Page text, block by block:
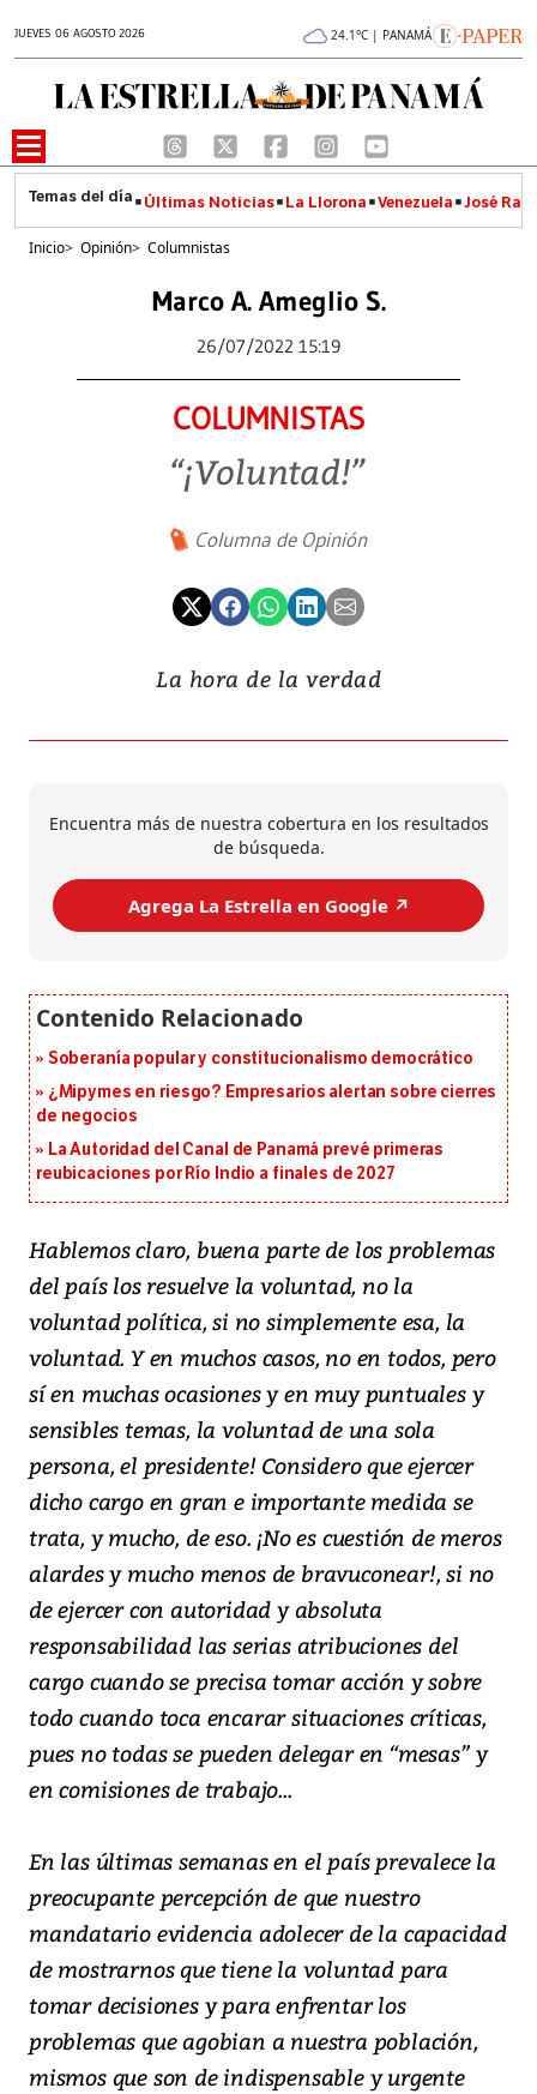
JUEVES 06 AGOSTO 2026 24.1°C | PANAMÁ
Últimas Noticias La Llorona Venezuela José
Inicio> Opinión> Columnistas
Marco A. Ameglio S.
26/07/2022 15:19
COLUMNISTAS
“¡Voluntad!”
Columna de Opinión
La hora de la verdad
Encuentra más de nuestra cobertura en los resultados
de búsqueda.
Agrega La Estrella en Google ↗️
Soberanía popular y constitucionalismo democrático
¿Mipymes en riesgo? Empresarios alertan sobre cierres
de negocios
La Autoridad del Canal de Panamá prevé primeras
reubicaciones por Río Indio a finales de 2027
Hablemos claro, buena parte de los problemas
del país los resuelve la voluntad, no la
voluntad política, si no simplemente esa, la
voluntad. Y en muchos casos, no en todos, pero
sí en muchas ocasiones y en muy puntuales y
sensibles temas, la voluntad de una sola
persona, el presidente! Considero que ejercer
dicho cargo en gran e importante medida se
trata, y mucho, de eso. ¡No es cuestión de meros
alardes y mucho menos de bravuconear!, si no
de ejercer con autoridad y absoluta
responsabilidad las serias atribuciones del
cargo cuando se precisa tomar acción y sobre
todo cuando toca encarar situaciones críticas,
pues no todas se pueden delegar en “mesas” y
en comisiones de trabajo...
En las últimas semanas en el país prevalece la
preocupante percepción de que nuestro
mandatario evidencia adolecer de la capacidad
de mostrarnos que tiene la voluntad para
tomar decisiones y para enfrentar los
problemas que agobian a nuestra población,
mismos que son de indispensable y urgente